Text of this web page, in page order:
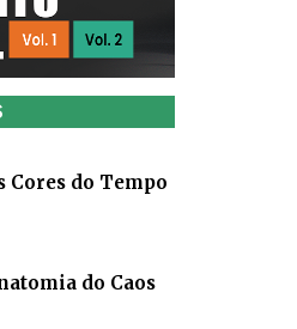
Cores do Tempo
do Caos